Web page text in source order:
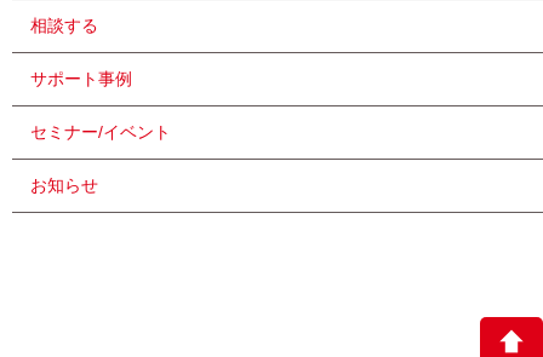
相談する
サポート事例
セミナー/イベント
お知らせ